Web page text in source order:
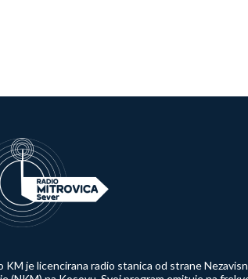
KM je licencirana radio stanica od strane